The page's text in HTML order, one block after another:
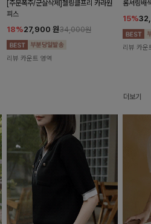
[주문폭주/군살삭제]젤링클프리 카라원
피스
18%27,900 원34,000원
리뷰 카운트 영역
롬셔링배
15%
리뷰 카운
더보기